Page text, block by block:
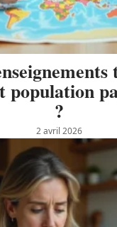
population
?
2 avril 2026